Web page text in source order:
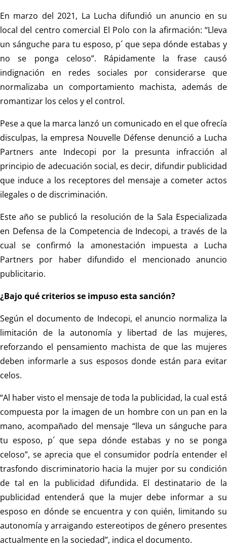
En marzo del 2021, La Lucha difundió un anuncio en su
local del centro comercial El Polo con la afirmación: “Lleva
un sánguche para tu esposo, p´ que sepa dónde estabas y
no se ponga celoso”. Rápidamente la frase causó
indignación en redes sociales por considerarse que
normalizaba un comportamiento machista, además de
romantizar los celos y el control.
Pese a que la marca lanzó un comunicado en el que ofrecía
disculpas, la empresa Nouvelle Défense denunció a Lucha
Partners ante Indecopi por la presunta infracción al
principio de adecuación social, es decir, difundir publicidad
que induce a los receptores del mensaje a cometer actos
ilegales o de discriminación.
Este año se publicó la resolución de la Sala Especializada
en Defensa de la Competencia de Indecopi, a través de la
cual se confirmó la amonestación impuesta a Lucha
Partners por haber difundido el mencionado anuncio
publicitario.
¿Bajo qué criterios se impuso esta sanción?
Según el documento de Indecopi, el anuncio normaliza la
limitación de la autonomía y libertad de las mujeres,
reforzando el pensamiento machista de que las mujeres
deben informarle a sus esposos donde están para evitar
celos.
“Al haber visto el mensaje de toda la publicidad, la cual está
compuesta por la imagen de un hombre con un pan en la
mano, acompañado del mensaje “lleva un sánguche para
tu esposo, p´ que sepa dónde estabas y no se ponga
celoso”, se aprecia que el consumidor podría entender el
trasfondo discriminatorio hacia la mujer por su condición
de tal en la publicidad difundida. El destinatario de la
publicidad entenderá que la mujer debe informar a su
esposo en dónde se encuentra y con quién, limitando su
autonomía y arraigando estereotipos de género presentes
actualmente en la sociedad”, indica el documento.